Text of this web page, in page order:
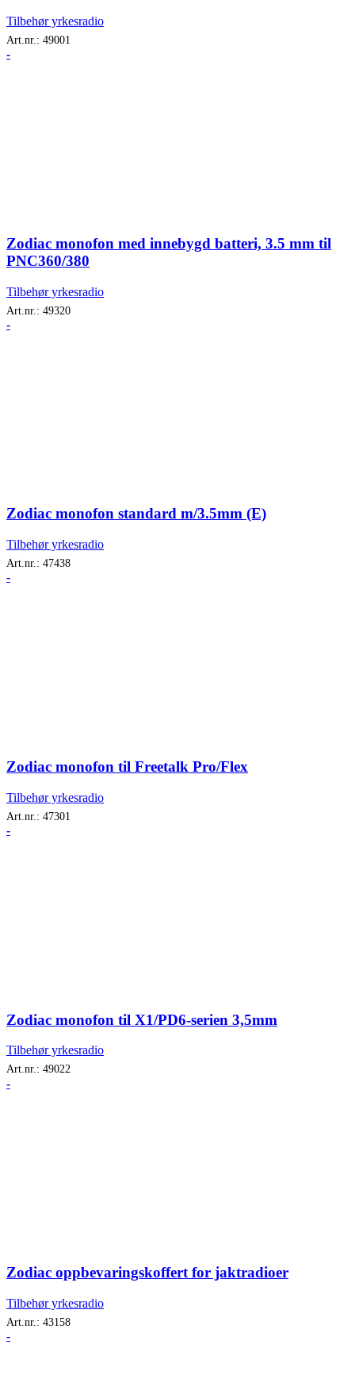
Tilbehør yrkesradio
Art.nr.: 49001
-
Zodiac monofon med innebygd batteri, 3.5 mm til
PNC360/380
Tilbehør yrkesradio
Art.nr.: 49320
-
Zodiac monofon standard m/3.5mm (E)
Tilbehør yrkesradio
Art.nr.: 47438
-
Zodiac monofon til Freetalk Pro/Flex
Tilbehør yrkesradio
Art.nr.: 47301
-
Zodiac monofon til X1/PD6-serien 3,5mm
Tilbehør yrkesradio
Art.nr.: 49022
-
Zodiac oppbevaringskoffert for jaktradioer
Tilbehør yrkesradio
Art.nr.: 43158
-